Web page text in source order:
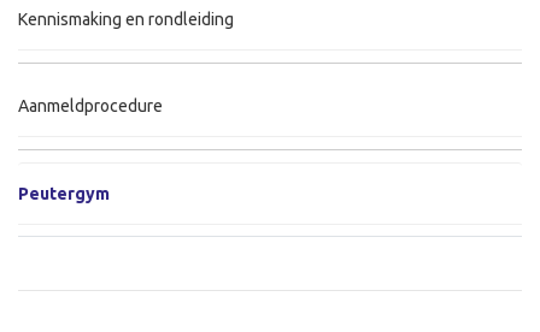
Kennismaking en rondleiding
Aanmeldprocedure
Peutergym